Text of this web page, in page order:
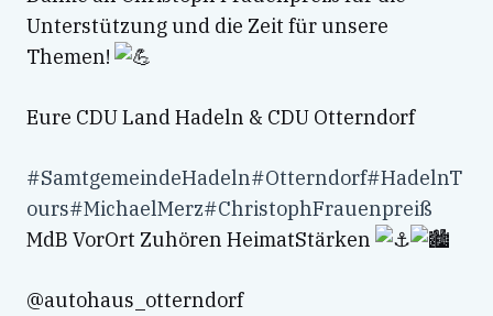
Unterstützung und die Zeit für unsere
Themen!
Eure CDU Land Hadeln & CDU Otterndorf
#SamtgemeindeHadeln#Otterndorf#HadelnT
ours#MichaelMerz#ChristophFrauenpreiß
MdB VorOrt Zuhören HeimatStärken
@autohaus_otterndorf